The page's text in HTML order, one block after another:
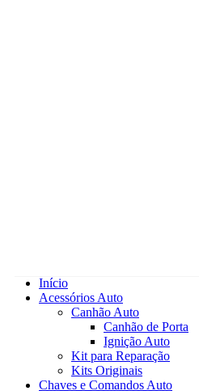
Início
Acessórios Auto
Canhão Auto
Canhão de Porta
Ignição Auto
Kit para Reparação
Kits Originais
Chaves e Comandos Auto